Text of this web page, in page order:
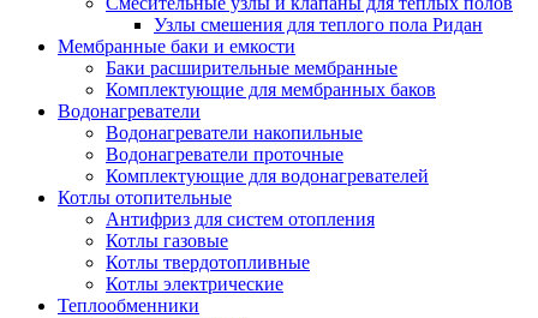
Узлы смешения для теплого пола Ридан
Мембранные баки и емкости
Баки расширительные мембранные
Комплектующие для мембранных баков
Водонагреватели
Водонагреватели накопильные
Водонагреватели проточные
Комплектующие для водонагревателей
Котлы отопительные
Антифриз для систем отопления
Котлы газовые
Котлы твердотопливные
Котлы электрические
Теплообменники